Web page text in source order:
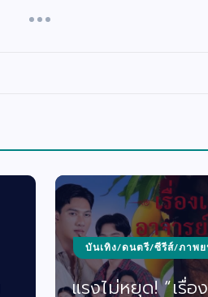
บันเทิง/ดนตรี/ซีรีส์/ภาพย
แรงไม่หยุด! “เรื่อ